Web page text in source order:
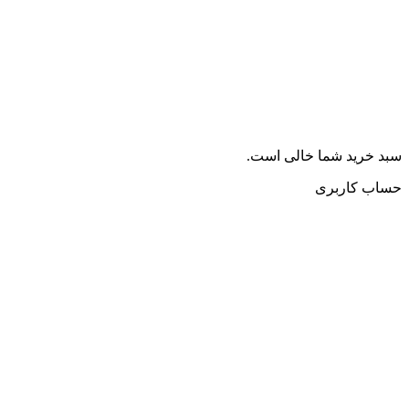
سبد خرید شما خالی است.
حساب کاربری